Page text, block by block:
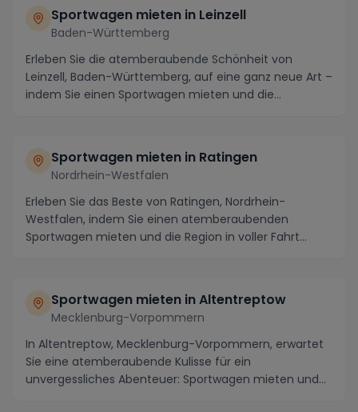
Sportwagen mieten in Leinzell
Baden-Württemberg
Erleben Sie die atemberaubende Schönheit von
Leinzell, Baden-Württemberg, auf eine ganz neue Art –
indem Sie einen Sportwagen mieten und die
Sportwagen mieten in Ratingen
Nordrhein-Westfalen
Erleben Sie das Beste von Ratingen, Nordrhein-
Westfalen, indem Sie einen atemberaubenden
Sportwagen mieten und die Region in voller Fahrt
Sportwagen mieten in Altentreptow
Mecklenburg-Vorpommern
In Altentreptow, Mecklenburg-Vorpommern, erwartet
Sie eine atemberaubende Kulisse für ein
unvergessliches Abenteuer: Sportwagen mieten und